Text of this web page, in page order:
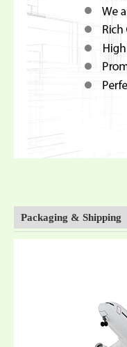
Packaging & Shipping